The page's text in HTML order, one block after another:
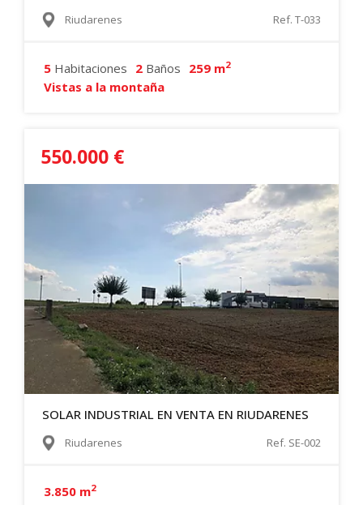
Riudarenes Ref. T-033
5 Habitaciones 2 Baños 259 m2
Vistas a la montaña
550.000 €
SOLAR INDUSTRIAL EN VENTA EN RIUDARENES
Riudarenes Ref. SE-002
3.850 m2